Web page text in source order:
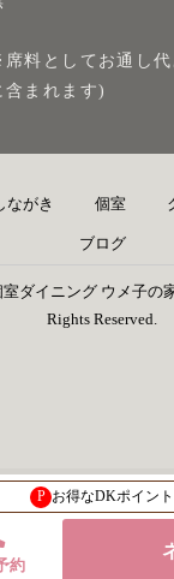
料としてお通し
含まれます)
ながき 個室
ブログ
ダイニング ウメ子の
Rights Reserved.
P お得なDKポイント
約